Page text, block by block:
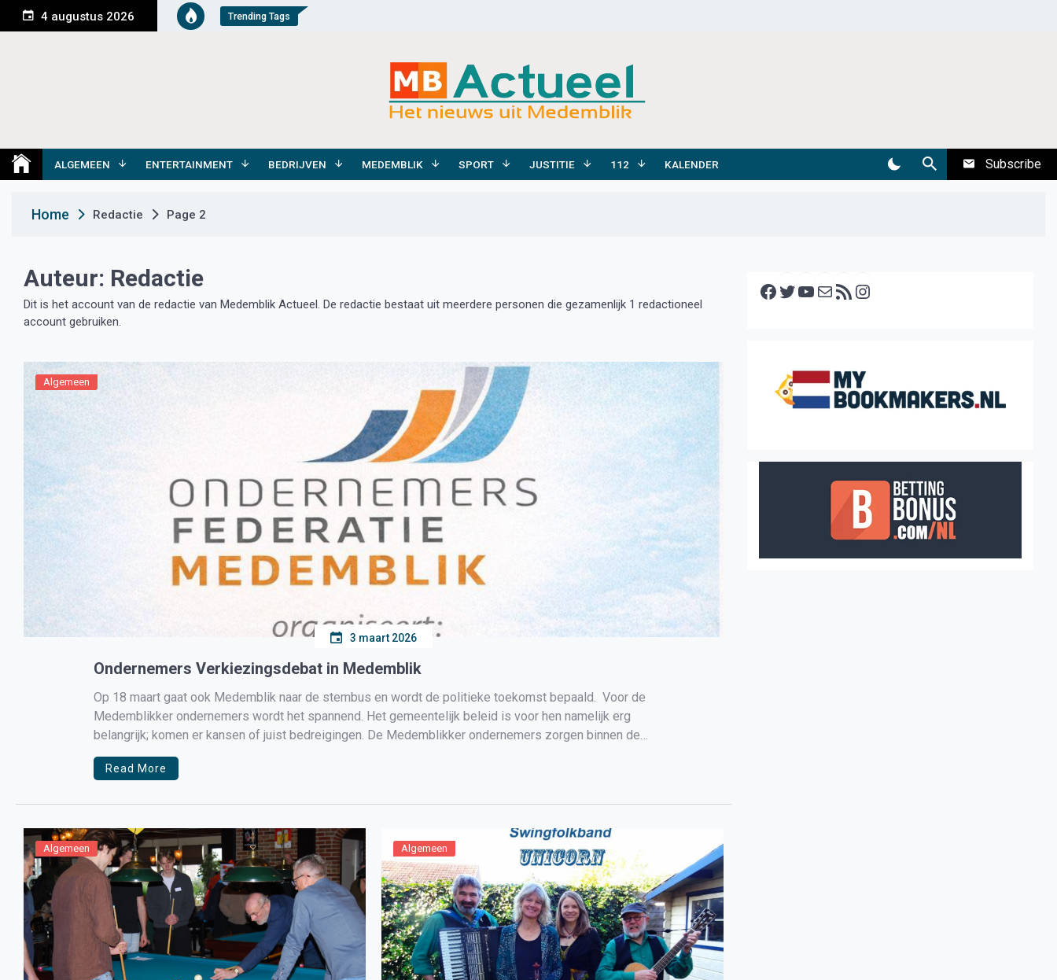
n
e
4 augustus 2026 Trending Tags
Medemblik Actueel
ALGEMEEN ENTERTAINMENT BEDRIJVEN MEDEMBLIK SPORT JUSTITIE 112 KALENDER Subscribe
Home Redactie Page 2
Auteur: Redactie
Dit is het account van de redactie van Medemblik Actueel. De redactie bestaat uit meerdere personen die gezamenlijk 1 redactioneel
account gebruiken.
Algemeen
3 maart 2026
Ondernemers Verkiezingsdebat in Medemblik
Op 18 maart gaat ook Medemblik naar de stembus en wordt de politieke toekomst bepaald. Voor de
Medemblikker ondernemers wordt het spannend. Het gemeentelijk beleid is voor hen namelijk erg
belangrijk; komen er kansen of juist bedreigingen. De Medemblikker ondernemers zorgen binnen de
gemeente voor de leefbaarheid in de diverse […]
Read More
Algemeen Algemeen
Facebook Twitter YouTube E-mail RSS feed